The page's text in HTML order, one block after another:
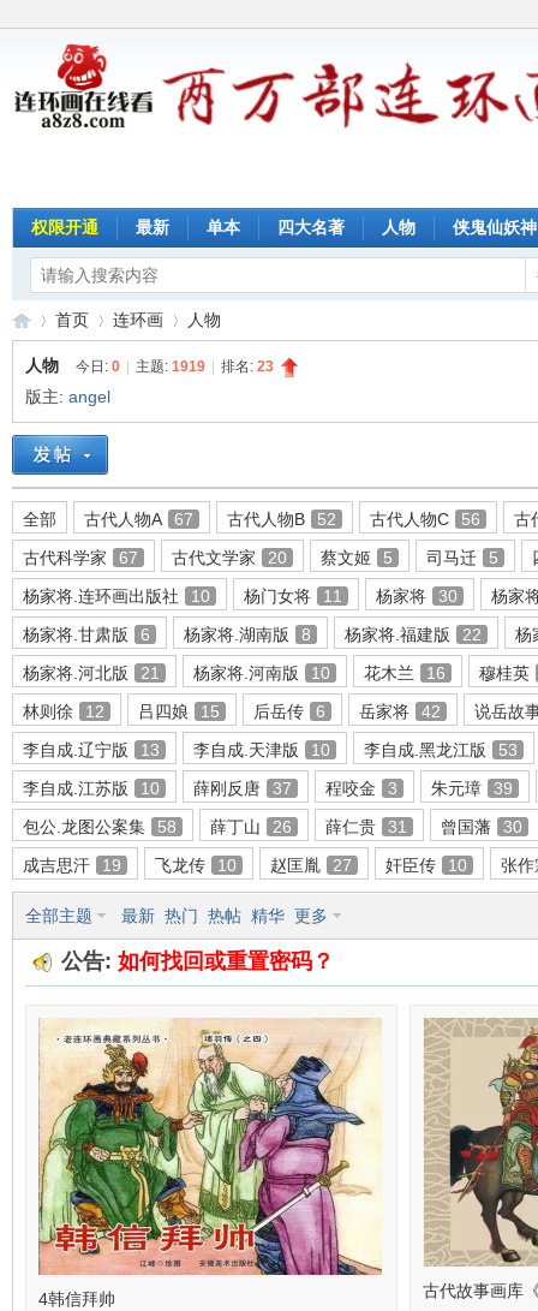
权限开通 最新 单本 四大名著 人物 侠鬼仙妖神
连
环
»
首页
›
连环画
›
人物
人物 今日: 0 主题: 1919 排名: 23
版主: angel
全部 古代人物A 67 古代人物B 52 古代人物C 56
古
古代科学家
67 古代文学家 20 蔡文姬 5 司马迁 5
杨家将.连环画出版社
10 杨门女将 11 杨家将 30
杨家
杨家将.甘肃版
6 杨家将.湖南版 8 杨家将.福建版 22
杨
杨家将.河北版
21 杨家将.河南版 10 花木兰 16
穆桂英
林则徐
12 吕四娘 15 后岳传 6 岳家将 42
说岳故
李自成.辽宁版
13 李自成.天津版 10 李自成.黑龙江版
53
李自成.江苏版
10 薛刚反唐 37 程咬金 3 朱元璋
39
包公.龙图公案集
58 薛丁山 26 薛仁贵 31 曾国藩
30
成吉思汗
19 飞龙传 10 赵匡胤 27 奸臣传 10 张作
全部主题 最新 热门 热帖 精华 更多
公告: 如何找回或重置密码？
4韩信拜帅
古代故事画库